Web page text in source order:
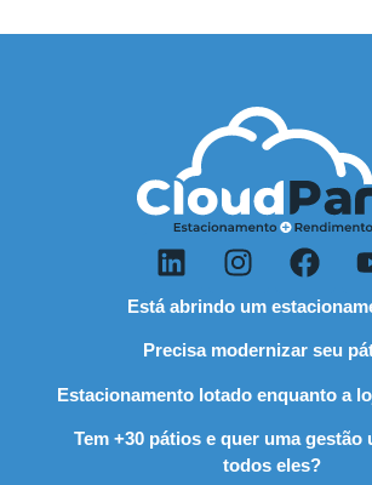
Está abrindo um
Precisa modernizar seu
Estacionamento lotado enquanto a
Tem +30 pátios e quer uma gestão
todos eles?